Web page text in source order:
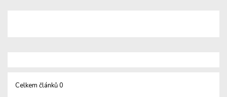
Celkem článků 0